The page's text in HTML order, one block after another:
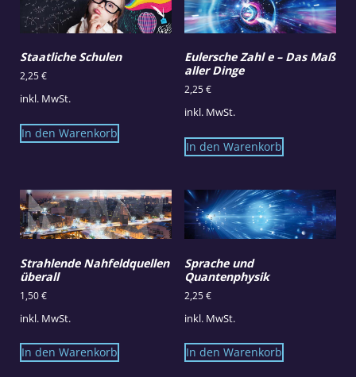
Staatliche Schulen
2,25€
inkl. MwSt.
In den Warenkorb
Eulersche Zahl e – Das Maß
aller Dinge
2,25€
inkl. MwSt.
In den Warenkorb
Strahlende Nahfeldquellen
überall
1,50€
inkl. MwSt.
In den Warenkorb
Sprache und
Quantenphysik
2,25€
inkl. MwSt.
In den Warenkorb